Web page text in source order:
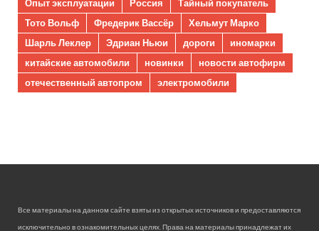
Опыт эксплуатации
Россия
Тайный покупатель
Тото Вольф
Фредерик Вассёр
Хельмут Марко
Шарль Леклер
Эдриан Ньюи дороги
иномарки
китайские автомобили
новинки
новости автофирм
отечественный автопром
электромобили
Все материалы на данном сайте взяты из открытых источников и предоставляются
исключительно в ознакомительных целях. Права на материалы принадлежат их